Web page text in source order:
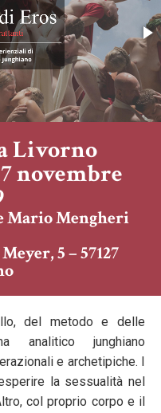
Livorno
novembre
Mario Mengheri
5 – 57127
del metodo e delle
analitico junghiano
e archetipiche. I
la sessualità nel
col proprio corpo e il